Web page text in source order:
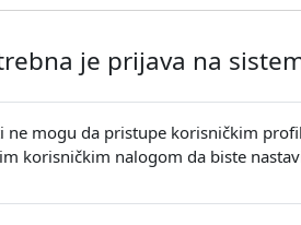
je prijava na
ne mogu da pristupe korisničkim
korisničkim nalogom da biste